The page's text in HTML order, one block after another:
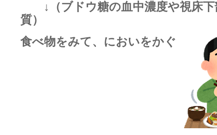
↓（ブドウ糖の血中濃度や視床下
質）
食べ物をみて、においをかぐ